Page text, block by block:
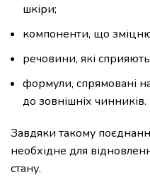
шкіри;
компоненти, що
речовини, які
формули, спрямовані
до зовнішніх чинників.
Завдяки такому
необхідне для
стану.